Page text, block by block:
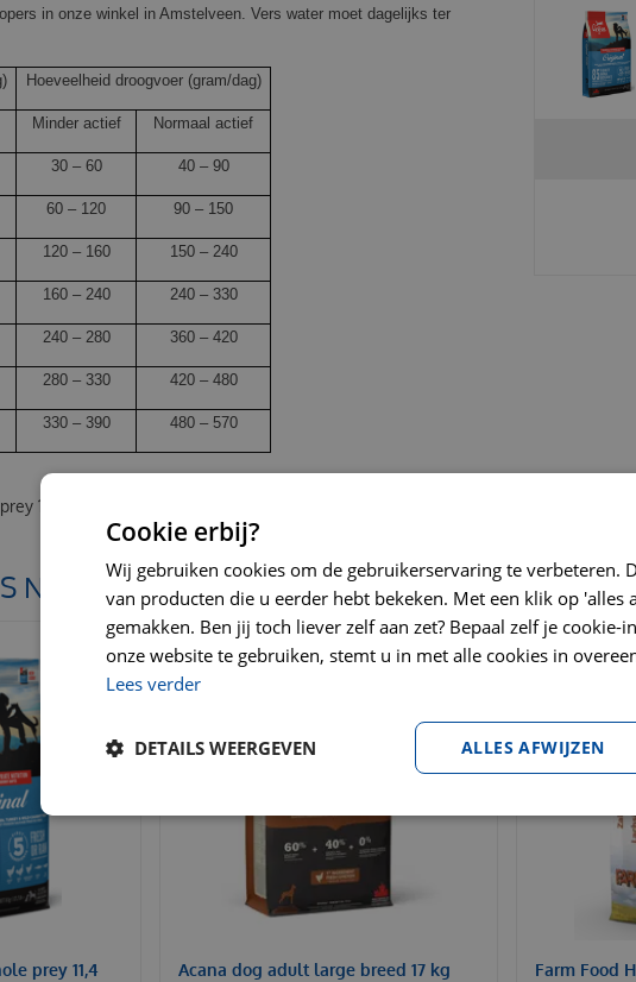
in onze winkel in Amstelveen. Vers water moet dagelijks ter
Hoeveelheid droogvoer (gram/dag)
Minder actief Normaal actief
30 – 60 40 – 90
60 – 120 90 – 150
120 – 160 150 – 240
160 – 240 240 – 330
240 – 280 360 – 420
280 – 330 420 – 480
330 – 390 480 – 570
17 kg
NAAR:
prey 11,4
Acana dog adult large breed 17 kg
Farm Food
Cookie erbij?
Wij gebruiken cookies om de gebruikerservaring te verbeteren.
van producten die u eerder hebt bekeken. Met een klik op 'alles
gemakken. Ben jij toch liever zelf aan zet? Bepaal zelf je
onze website te gebruiken, stemt u in met alle cookies in
Lees verder
ALLES AFWIJZEN
DETAILS WEERGEVEN